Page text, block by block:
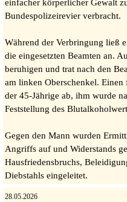
einfacher körperlicher Gewalt
Bundespolizeirevier verbracht.
Während der Verbringung ließ
die eingesetzten Beamten an.
beruhigen und trat nach den
am linken Oberschenkel.
der 45-Jährige ab, ihm wurde
Feststellung des
Gegen den Mann wurden
Angriffs auf und Widerstands
Hausfriedensbruchs,
Diebstahls eingeleitet.
28.05.2026